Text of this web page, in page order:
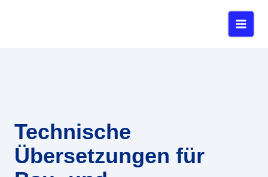
Technische
Übersetzungen für